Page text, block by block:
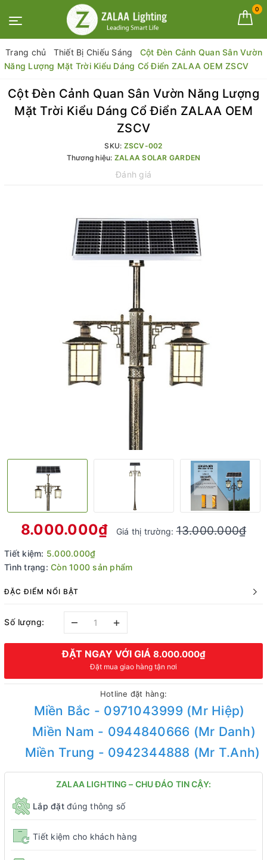
0
Trang chủ Thiết Bị Chiếu Sáng
Cột Đèn Cảnh Quan Sân Vườn
Năng Lượng Mặt Trời Kiểu Dáng Cổ Điển ZALAA OEM ZSCV
Cột Đèn Cảnh Quan Sân Vườn Năng Lượng
Mặt Trời Kiểu Dáng Cổ Điển ZALAA OEM
ZSCV
SKU: ZSCV-002
Thương hiệu: ZALAA SOLAR GARDEN
Đánh giá
8.000.000₫ Giá thị trường:13.000.000₫
Tiết kiệm: 5.000.000₫
Tình trạng: Còn 1000 sản phẩm
ĐẶC ĐIỂM NỔI BẬT
Số lượng: – +
ĐẶT NGAY VỚI GIÁ 8.000.000₫
Đặt mua giao hàng tận nơi
Hotline đặt hàng:
Miền Bắc - 0971043999 (Mr Hiệp)
Miền Nam - 0944840666 (Mr Danh)
Miền Trung - 0942344888 (Mr T.Anh)
ZALAA LIGHTING – CHU ĐÁO TIN CẬY:
Lắp đặtđúng thông số
Tiết kiệm cho khách hàng